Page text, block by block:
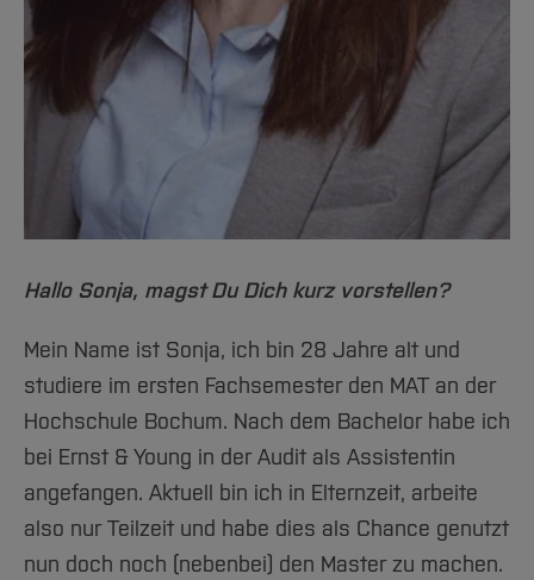
Arbeiten im FB G
Forschung und Projekte
International
Team
Service
Studiengänge
Studieninteressierte
Aktuelles
Studium
Fachgruppen
Forschung und Entwicklung
International
Team
Amtliche Bekanntmachungen
Notfall-Infos
BO Shop
Familiengerechte Hochschule
Gleichstellung
Diskriminierungsfreie Hochschule
Vertretungen
Hochschulbibliothek
Hochschulkommunikation
International Office
Medienzentrum
qed-Stiftung
Zentrale Studienberatung
Hallo Sonja, magst Du Dich kurz vorstellen?
Mein Name ist Sonja, ich bin 28 Jahre alt und
studiere im ersten Fachsemester den MAT an der
Hochschule Bochum. Nach dem Bachelor habe ich
bei Ernst & Young in der Audit als Assistentin
angefangen. Aktuell bin ich in Elternzeit, arbeite
also nur Teilzeit und habe dies als Chance genutzt
nun doch noch (nebenbei) den Master zu machen.